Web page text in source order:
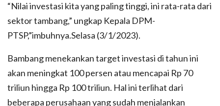
“Nilai investasi kita yang paling tinggi, ini rata-rata dari
sektor tambang,” ungkap Kepala DPM-
PTSP,”imbuhnya.Selasa (3/1/2023).
Bambang menekankan target investasi di tahun ini
akan meningkat 100 persen atau mencapai Rp 70
triliun hingga Rp 100 triliun. Hal ini terlihat dari
beberapa perusahaan yang sudah menjalankan